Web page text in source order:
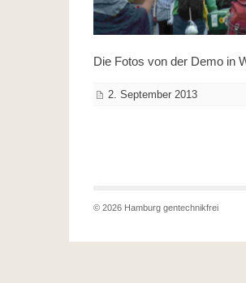
Die Fotos von der Demo in
2. September 2013
© 2026 Hamburg gentechnikfrei